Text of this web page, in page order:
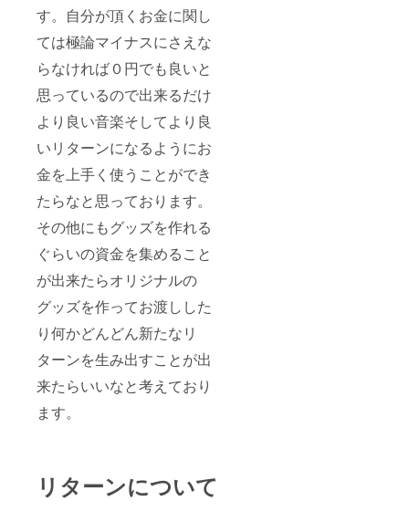
す。自分が頂くお金に関し
ては極論マイナスにさえな
らなければ０円でも良いと
思っているので出来るだけ
より良い音楽そしてより良
いリターンになるようにお
金を上手く使うことができ
たらなと思っております。
その他にもグッズを作れる
ぐらいの資金を集めること
が出来たらオリジナルの
グッズを作ってお渡しした
り何かどんどん新たなリ
ターンを生み出すことが出
来たらいいなと考えており
ます。
リターンについて